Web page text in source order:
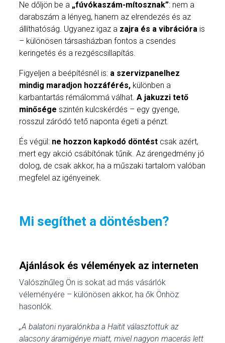
Ne dőljön be a „fúvókaszám-mítosznak”: nem a
darabszám a lényeg, hanem az elrendezés és az
állíthatóság. Ugyanez igaz a zajra és a vibrációra is
– különösen társasházban fontos a csendes
keringetés és a rezgéscsillapítás.
Figyeljen a beépítésnél is: a szervizpanelhez
mindig maradjon hozzáférés, különben a
karbantartás rémálommá válhat.A jakuzzi tető
minősége szintén kulcskérdés – egy gyenge,
rosszul záródó tető naponta égeti a pénzt.
És végül: ne hozzon kapkodó döntést csak azért,
mert egy akció csábítónak tűnik. Az árengedmény jó
dolog, de csak akkor, ha a műszaki tartalom valóban
megfelel az igényeinek.
Mi segíthet a döntésben?
Ajánlások és vélemények az interneten
Valószínűleg Ön is sokat ad más vásárlók
véleményére – különösen akkor, ha ők Önhöz
hasonlók.
„A balatoni nyaralónkba a Haitit választottuk az
alacsony áramigénye miatt, mivel nagyon macerás lett